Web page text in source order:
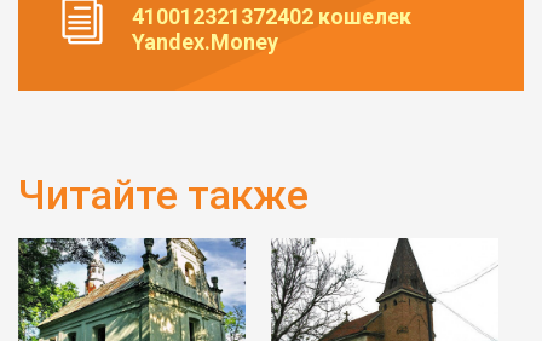
410012321372402 кошелек
Yandex.Money
Читайте также